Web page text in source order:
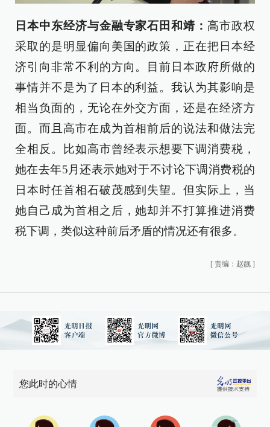
日本中东经济与金融专家石田和靖：高市政权
采取的是明显偏向美国的政策，正在把日本经
济引向非常不利的方向。目前日本政府所做的
事情并不是为了日本的利益。我认为其影响是
相当负面的，无论在外交方面，还是在经济方
面。而且高市在成为首相前后的说法和做法完
全相反。比如高市曾经表示想要下调消费税，
她在去年5月还表示她对于不讨论下调消费税的
日本时任首相石破茂感到失望。但实际上，当
她自己成为首相之后，她却并不打算推进消费
税下调，类似这种前后矛盾的情况还有很多。
[ 责编：赵靓 ]
您此时的心情